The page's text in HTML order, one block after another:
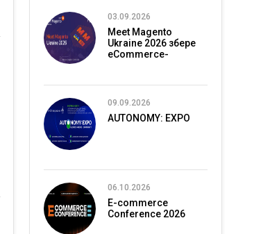
03.09.2026
Meet Magento
Ukraine 2026 збере
eCommerce-
09.09.2026
AUTONOMY: EXPO
06.10.2026
E-commerce
Conference 2026